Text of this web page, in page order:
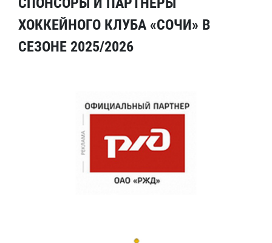
ХОККЕЙНОГО КЛУБА «СОЧИ» В
СЕЗОНЕ 2025/2026